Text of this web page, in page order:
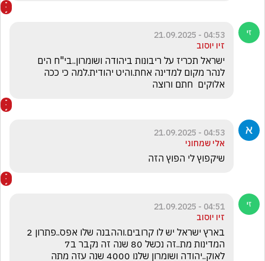
04:53 - 21.09.2025
זיו יוסוב
אלוקים  חתם ורוצה
04:53 - 21.09.2025
אלי שמחוני
שיקפוץ לי הפוץ הזה
04:51 - 21.09.2025
זיו יוסוב